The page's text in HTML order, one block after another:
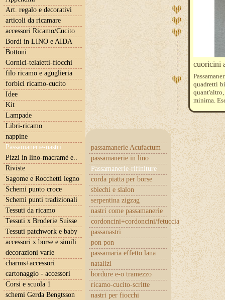
Art. regalo e decorativi
articoli da ricamare
accessori Ricamo/Cucito
Bordi in LINO e AIDA
Bottoni
Cornici-telaietti-fiocchi
filo ricamo e aguglieria
forbici ricamo-cucito
Idee
Kit
Lampade
Libri-ricamo
nappine
Passamanerie-nastri
passamanerie Acufactum
passamanerie in lino
Passamanerie-rifiniture
corda piatta per borse
sbiechi e slalon
serpentina zigzag
nastri come passamanerie
cordoncini+cordoncini/fetuccia
passanastri
pon pon
passamaria effetto lana
natalizi
bordure e-o tramezzo
ricamo-cucito-scritte
nastri per fiocchi
Pizzi in lino-macramè e..
Riviste
Sagome e Rocchetti legno
Schemi punto croce
Schemi punti tradizionali
Tessuti da ricamo
Tessuti x Broderie Suisse
Tessuti patchwork e baby
accessori x borse e simili
decorazioni varie
charms+accessori
cartonaggio - accessori
Corsi e scuola 1
schemi Gerda Bengtsson
cuoricini
quadretti
minima.